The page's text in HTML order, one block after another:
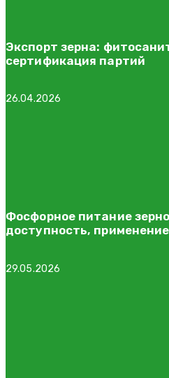
Экспорт зерна:
сертификация партий
26.04.2026
Фосфорное питание
доступность, применение
29.05.2026